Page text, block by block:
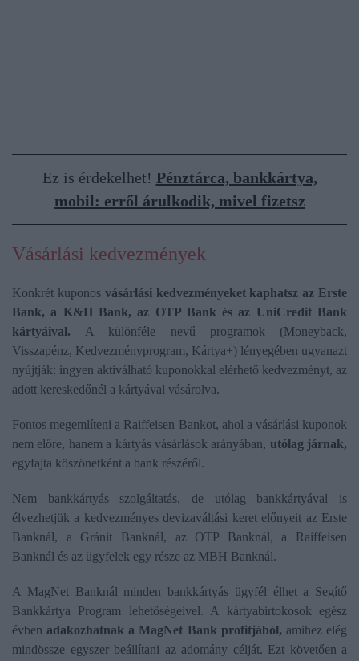
Ez is érdekelhet! Pénztárca, bankkártya,
mobil: erről árulkodik, mivel fizetsz
Vásárlási kedvezmények
Konkrét kuponosvásárlási kedvezményeket kaphatsz az Erste
Bank, a K&H Bank, az OTP Bank és az UniCredit Bank
kártyáival.
A különféle nevű programok (Moneyback,
Visszapénz, Kedvezményprogram, Kártya+) lényegében ugyanazt
nyújtják: ingyen aktiválható kuponokkal elérhető kedvezményt, az
adott kereskedőnél a kártyával vásárolva.
Fontos megemlíteni a Raiffeisen Bankot, ahol a vásárlási kuponok
nem előre, hanem a kártyás vásárlások arányában, utólag járnak,
egyfajta köszönetként a bank részéről.
Nem bankkártyás szolgáltatás, de utólag bankkártyával is
élvezhetjük a kedvezményes devizaváltási keret előnyeit az Erste
Banknál, a Gránit Banknál, az OTP Banknál, a Raiffeisen
Banknál és az ügyfelek egy része az MBH Banknál.
A MagNet Banknál minden bankkártyás ügyfél élhet a Segítő
Bankkártya Program lehetőségeivel. A kártyabirtokosok egész
évben adakozhatnak a MagNet Bank profitjából, amihez elég
mindössze egyszer beállítani az adomány célját. Ezt követően a